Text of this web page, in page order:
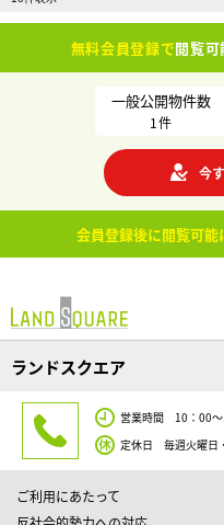
無料会員登録で閲覧
一般公開物件数
1件
今
会員登録後に閲覧可能
ランドスクエア
営業時間 10：00
定休日 毎週火曜日
ご利用にあたって